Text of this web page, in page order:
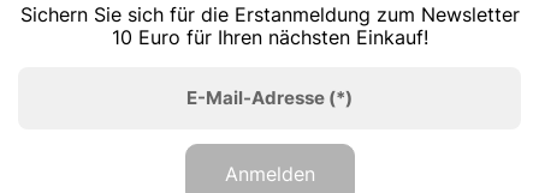
Sichern Sie sich für die Erstanmeldung zum Newsletter
10 Euro für Ihren nächsten Einkauf!
E-Mail-Adresse (*)
Anmelden